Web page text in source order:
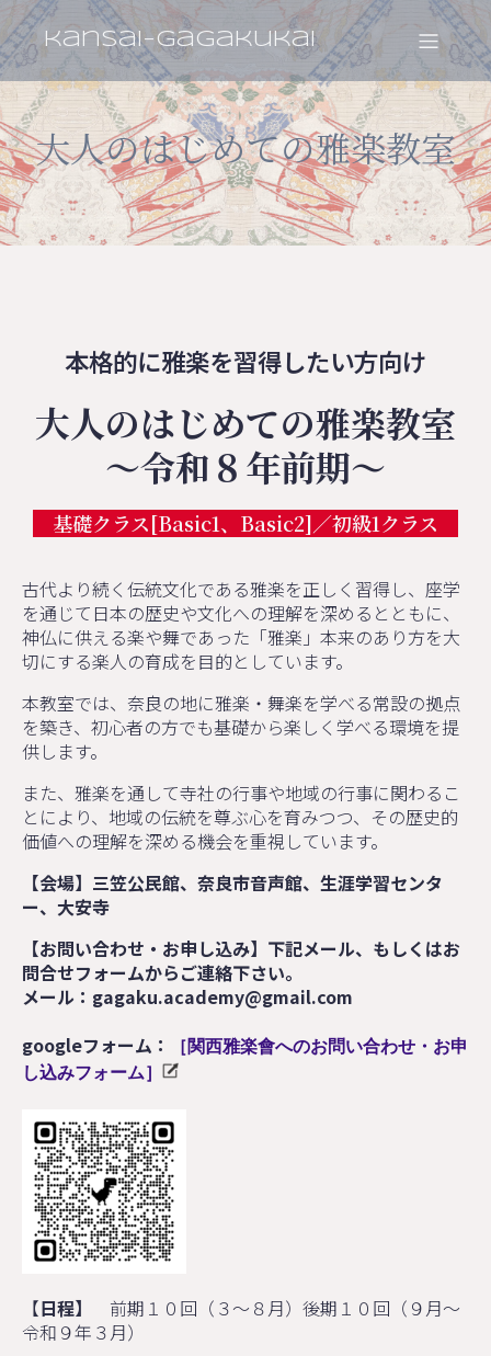
kansai-gagakukai
大人のはじめての雅楽教室
本格的に雅楽を習得したい方向け
大人のはじめての雅楽教室
～令和８年前期～
基礎クラス[Basic1、Basic2]／初級1クラス
古代より続く伝統文化である雅楽を正しく習得し、座学
を通じて日本の歴史や文化への理解を深めるとともに、
神仏に供える楽や舞であった「雅楽」本来のあり方を大
切にする楽人の育成を目的としています。
本教室では、奈良の地に雅楽・舞楽を学べる常設の拠点
を築き、初心者の方でも基礎から楽しく学べる環境を提
供します。
また、雅楽を通して寺社の行事や地域の行事に関わるこ
とにより、地域の伝統を尊ぶ心を育みつつ、その歴史的
価値への理解を深める機会を重視しています。
【会場】三笠公民館、奈良市音声館、生涯学習センタ
ー、大安寺
【お問い合わせ・お申し込み】下記メール、もしくはお
問合せフォームからご連絡下さい。
メール：gagaku.academy@gmail.com
googleフォーム：
［関西雅楽會へのお問い合わせ・お申
し込みフォーム］
【日程】 前期１０回（３～８月）後期１０回（９月～
令和９年３月）